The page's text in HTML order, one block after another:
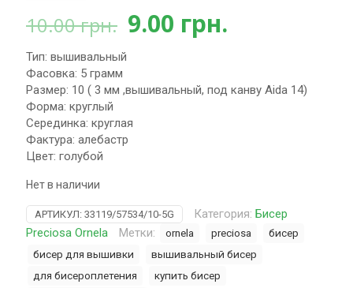
10.00грн. Первоначальная
10.00 грн..
9.00 грн.
Тип: вышивальный
Фасовка: 5 грамм
Размер: 10 ( 3 мм ,вышивальный, под канву Aida 14)
Форма: круглый
Серединка: круглая
Фактура: алебастр
Цвет: голубой
Нет в наличии
АРТИКУЛ: 33119/57534/10-5G Категория: Бисер
Preciosa Ornela
Метки: ornela preciosa
бисер
бисер для вышивки
вышивальный бисер
для бисероплетения
купить бисер